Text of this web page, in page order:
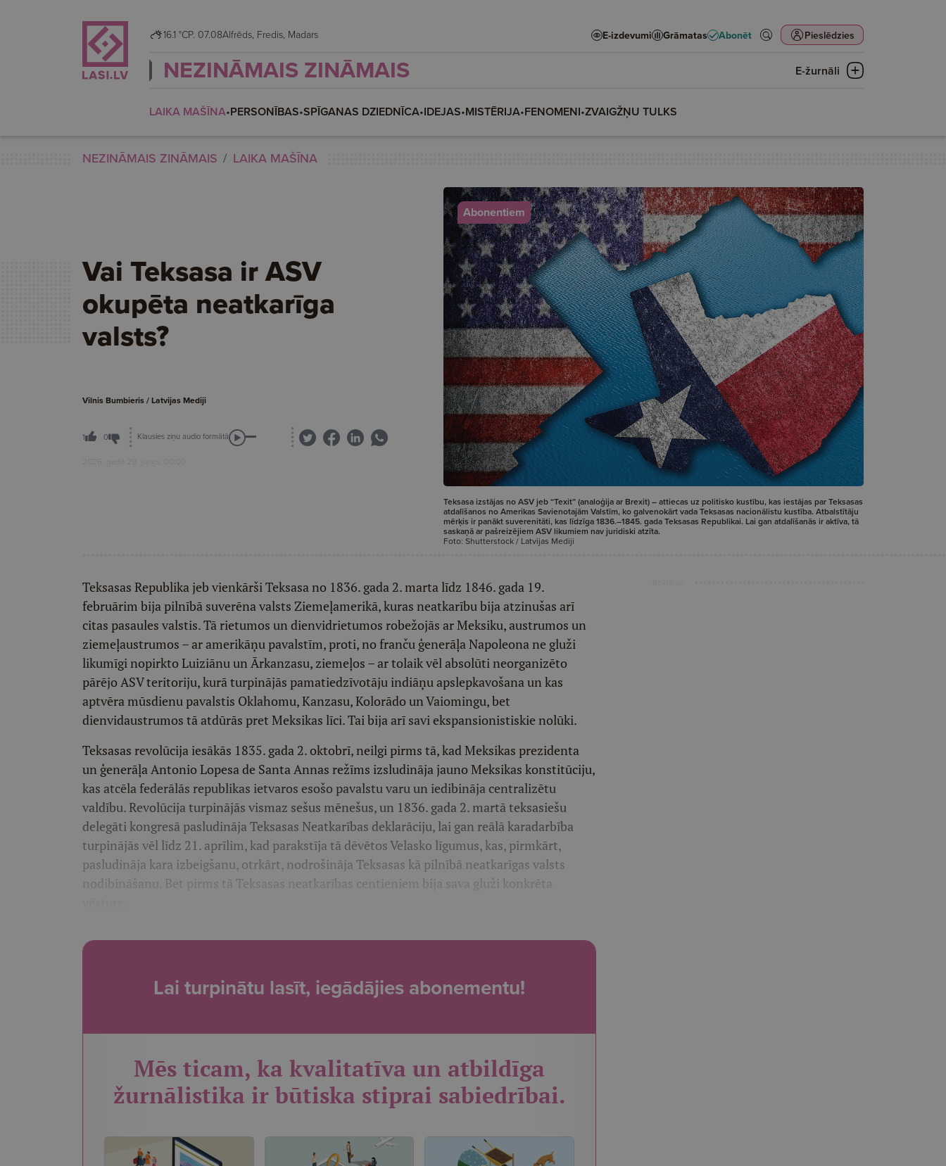
16.1 °CP. 07.08 Alfrēds, Fredis, Madars E-izdevumi Grāmatas Abonēt Pieslēdzies
NEZINĀMAIS ZINĀMAIS E-žurnāli
LAIKA MAŠĪNA•PERSONĪBAS•SPĪGANAS DZIEDNĪCA•IDEJAS•MISTĒRIJA•FENOMENI•ZVAIGŽŅU TULKS
NEZINĀMAIS ZINĀMAIS LAIKA MAŠĪNA
Vai Teksasa ir ASV
okupēta neatkarīga
valsts?
Vilnis Bumbieris / Latvijas Mediji
1 0 Klausies ziņu audio formātā
2026. gada 29. jūnijs, 00:00
Abonentiem
Teksasa izstājas no ASV jeb “Texit” (analoģija ar Brexit) – attiecas uz politisko kustību, kas iestājas par Teksasas
atdalīšanos no Amerikas Savienotajām Valstīm, ko galvenokārt vada Teksasas nacionālistu kustība. Atbalstītāju
mērķis ir panākt suverenitāti, kas līdzīga 1836.–1845. gada Teksasas Republikai. Lai gan atdalīšanās ir aktīva, tā
saskaņā ar pašreizējiem ASV likumiem nav juridiski atzīta.
Foto: Shutterstock / Latvijas Mediji
Teksasas Republika jeb vienkārši Teksasa no 1836. gada 2. marta līdz 1846. gada 19.
februārim bija pilnībā suverēna valsts Ziemeļamerikā, kuras neatkarību bija atzinušas arī
citas pasaules valstis. Tā rietumos un dienvidrietumos robežojās ar Meksiku, austrumos un
ziemeļaustrumos – ar amerikāņu pavalstīm, proti, no franču ģenerāļa Napoleona ne gluži
likumīgi nopirkto Luiziānu un Ārkanzasu, ziemeļos – ar tolaik vēl absolūti neorganizēto
pārējo ASV teritoriju, kurā turpinājās pamatiedzīvotāju indiāņu apslepkavošana un kas
aptvēra mūsdienu pavalstis Oklahomu, Kanzasu, Kolorādo un Vaiomingu, bet
dienvidaustrumos tā atdūrās pret Meksikas līci. Tai bija arī savi ekspansionistiskie nolūki.
Teksasas revolūcija iesākās 1835. gada 2. oktobrī, neilgi pirms tā, kad Meksikas prezidenta
un ģenerāļa Antonio Lopesa de Santa Annas režīms izsludināja jauno Meksikas konstitūciju,
kas atcēla federālās republikas ietvaros esošo pavalstu varu un iedibināja centralizētu
valdību. Revolūcija turpinājās vismaz sešus mēnešus, un 1836. gada 2. martā teksasiešu
delegāti kongresā pasludināja Teksasas Neatkarības deklarāciju, lai gan reālā karadarbība
turpinājās vēl līdz 21. aprīlim, kad parakstīja tā dēvētos Velasko līgumus, kas, pirmkārt,
pasludināja kara izbeigšanu, otrkārt, nodrošināja Teksasas kā pilnībā neatkarīgas valsts
nodibināšanu. Bet pirms tā Teksasas neatkarības centieniem bija sava gluži konkrēta
Lai turpinātu lasīt, iegādājies abonementu!
Mēs ticam, ka kvalitatīva un atbildīga
žurnālistika ir būtiska stiprai sabiedrībai.